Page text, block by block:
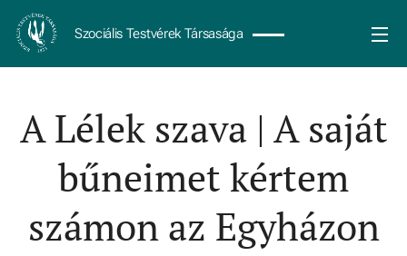
Szociális Testvérek Társasága
A Lélek szava | A saját
bűneimet kértem
számon az Egyházon